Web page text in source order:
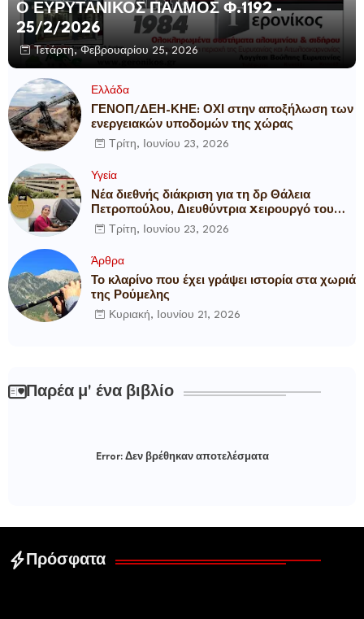
Ο ΕΥΡΥΤΑΝΙΚΟΣ ΠΑΛΜΟΣ Φ.1192 -
25/2/2026
Τετάρτη, Φεβρουαρίου 25, 2026
Ελλάδα
ΓΕΝΟΠ/ΔΕΗ-ΚΗΕ: ΟΧΙ στην αποξήλωση των
ενεργειακών υποδομών της χώρας
Τρίτη, Ιουνίου 23, 2026
Υγεία
Νέα διεθνής διάκριση για τη δρ Θάλεια
Πετροπούλου, Διευθύντρια Xειρουργό του
Metropolitan General
Τρίτη, Ιουνίου 23, 2026
Άρθρα
Το κλαρίνο που έχει γράψει ιστορία στα χωριά
της Ρούμελης
Κυριακή, Ιουνίου 21, 2026
Παρέα μ' ένα βιβλίο
Error:Δεν βρέθηκαν αποτελέσματα
Πρόσφατα